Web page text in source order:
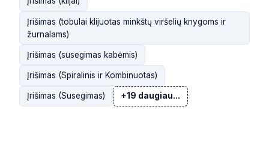
Įrišimas (tobulai klijuotas minkštų viršelių knygoms ir
žurnalams)
Įrišimas (susegimas kabėmis)
Įrišimas (Spiralinis ir Kombinuotas)
Įrišimas (Susegimas) +19 daugiau...